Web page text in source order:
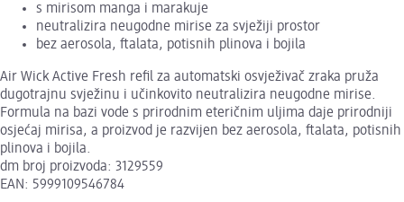
s mirisom manga i marakuje
neutralizira neugodne mirise za svježiji prostor
bez aerosola, ftalata, potisnih plinova i bojila
Air Wick Active Fresh refil za automatski osvježivač zraka pruža
dugotrajnu svježinu i učinkovito neutralizira neugodne mirise.
Formula na bazi vode s prirodnim eteričnim uljima daje prirodniji
osjećaj mirisa, a proizvod je razvijen bez aerosola, ftalata, potisnih
plinova i bojila.
dm broj proizvoda: 3129559
EAN: 5999109546784